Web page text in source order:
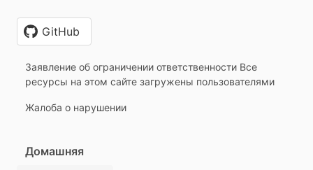
GitHub
Заявление об ограничении ответственности Все
ресурсы на этом сайте загружены пользователями
Жалоба о нарушении
Домашняя